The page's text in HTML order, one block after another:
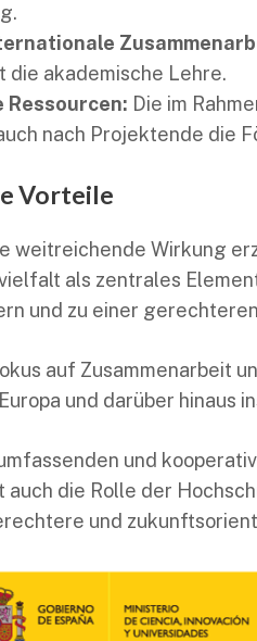
die akademische Lehre.
Ressourcen: Die im
nach Projektende die
Vorteile
weitreichende Wirkung
als zentrales
und zu einer
auf Zusammenarbeit
und darüber hinaus
und
die Rolle der
und